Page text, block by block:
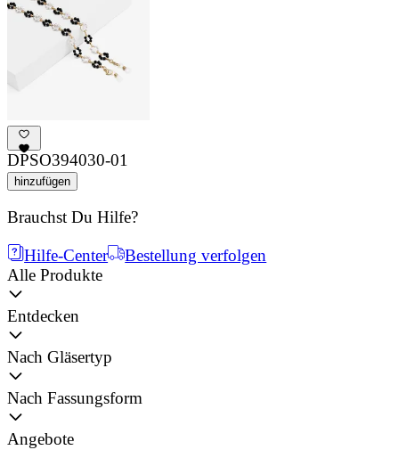
DPSO394030-01
hinzufügen
Brauchst Du Hilfe?
Hilfe-Center
Bestellung verfolgen
Alle Produkte
Entdecken
Nach Gläsertyp
Nach Fassungsform
Angebote